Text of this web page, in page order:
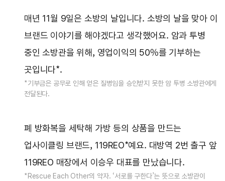
매년 11월 9일은 소방의 날입니다. 소방의 날을 맞아 이
브랜드 이야기를 해야겠다고 생각했어요. 암과 투병
중인 소방관을 위해, 영업이익의 50%를 기부하는
곳입니다*.
*기부금은 공무로 인해 얻은 질병임을 승인받지 못한 암 투병 소방관에게
전달된다.
폐 방화복을 세탁해 가방 등의 상품을 만드는
업사이클링 브랜드, 119REO*예요. 대방역 2번 출구 앞
119REO 매장에서 이승우 대표를 만났습니다.
*Rescue Each Other의 약자. ‘서로를 구한다’는 뜻으로 소방관이